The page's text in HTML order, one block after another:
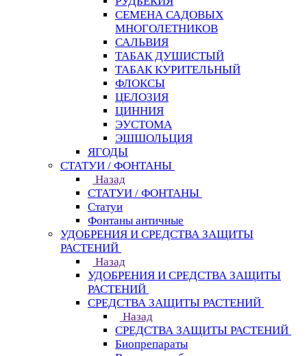
СЕМЕНА САДОВЫХ
МНОГОЛЕТНИКОВ
САЛЬВИЯ
ТАБАК ДУШИСТЫЙ
ТАБАК КУРИТЕЛЬНЫЙ
ФЛОКСЫ
ЦЕЛОЗИЯ
ЦИННИЯ
ЭУСТОМА
ЭШШОЛЬЦИЯ
ЯГОДЫ
СТАТУИ / ФОНТАНЫ
Назад
СТАТУИ / ФОНТАНЫ
Статуи
Фонтаны античные
УДОБРЕНИЯ И СРЕДСТВА ЗАЩИТЫ
РАСТЕНИЙ
Назад
УДОБРЕНИЯ И СРЕДСТВА ЗАЩИТЫ
РАСТЕНИЙ
СРЕДСТВА ЗАЩИТЫ РАСТЕНИЙ
Назад
СРЕДСТВА ЗАЩИТЫ РАСТЕНИЙ
Биопрепараты